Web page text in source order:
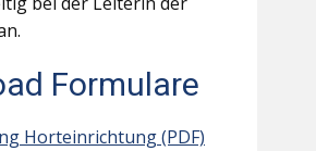
Formulare
Horteinrichtung (PDF)